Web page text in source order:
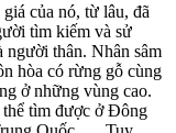
của nó, từ lâu, đã
tìm kiếm và sử
người thân. Nhân sâm
hòa có rừng gỗ cùng
ở những vùng cao.
thể tìm được ở Đông